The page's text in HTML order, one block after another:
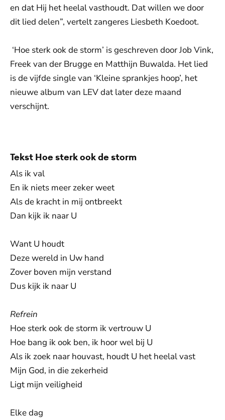
en dat Hij het heelal vasthoudt. Dat willen we door
dit lied delen”, vertelt zangeres Liesbeth Koedoot.
‘Hoe sterk ook de storm’ is geschreven door Job Vink,
Freek van der Brugge en Matthijn Buwalda. Het lied
is de vijfde single van ‘Kleine sprankjes hoop’, het
nieuwe album van LEV dat later deze maand
verschijnt.
De weergave van deze video vereist jouw
Tekst Hoe sterk ook de storm
Als ik val
En ik niets meer zeker weet
Als de kracht in mij ontbreekt
Dan kijk ik naar U
Want U houdt
Deze wereld in Uw hand
Zover boven mijn verstand
Dus kijk ik naar U
Refrein
Hoe sterk ook de storm ik vertrouw U
Hoe bang ik ook ben, ik hoor wel bij U
Als ik zoek naar houvast, houdt U het heelal vast
Mijn God, in die zekerheid
Ligt mijn veiligheid
Elke dag